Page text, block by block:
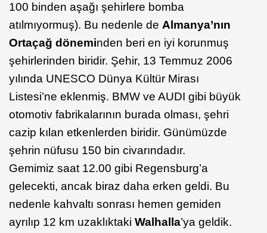
100 binden aşağı şehirlere bomba
atılmıyormuş). Bu nedenle de Almanya’nın
Ortaçağ döneminden beri en iyi korunmuş
şehirlerinden biridir. Şehir, 13 Temmuz 2006
yılında UNESCO Dünya Kültür Mirası
Listesi’ne eklenmiş. BMW ve AUDI gibi büyük
otomotiv fabrikalarının burada olması, şehri
cazip kılan etkenlerden biridir. Günümüzde
şehrin nüfusu 150 bin civarındadır.
Gemimiz saat 12.00 gibi Regensburg’a
gelecekti, ancak biraz daha erken geldi. Bu
nedenle kahvaltı sonrası hemen gemiden
ayrılıp 12 km uzaklıktaki Walhalla’ya geldik.